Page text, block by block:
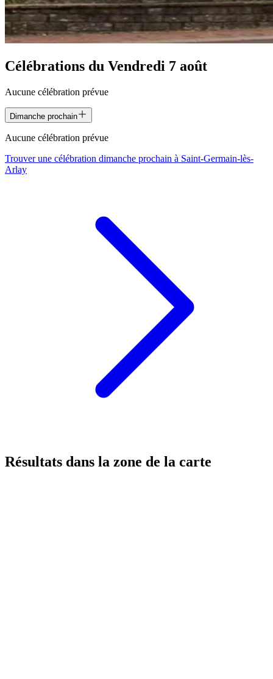
Célébrations du Vendredi 7 août
Aucune célébration prévue
Dimanche prochain
Aucune célébration prévue
Trouver une célébration dimanche prochain à Saint-Germain-lès-
Arlay
Résultats dans la zone de la carte